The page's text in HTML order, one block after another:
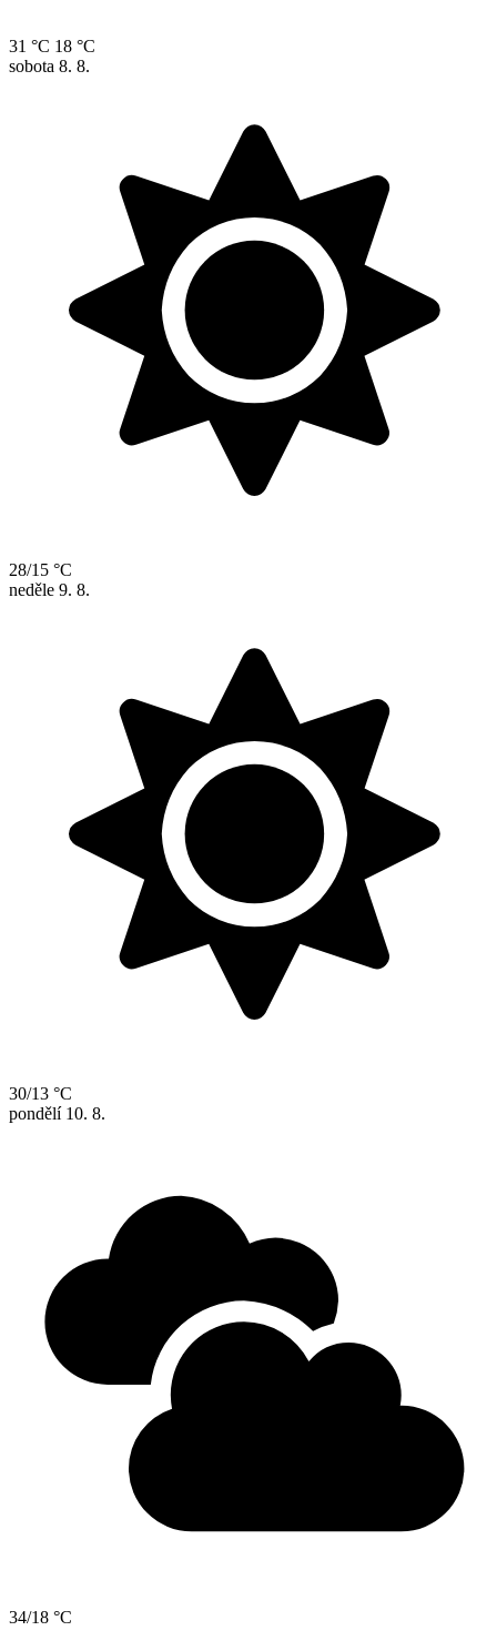
31 °C 18 °C
sobota 8. 8.
28/15 °C
neděle 9. 8.
30/13 °C
pondělí 10. 8.
34/18 °C